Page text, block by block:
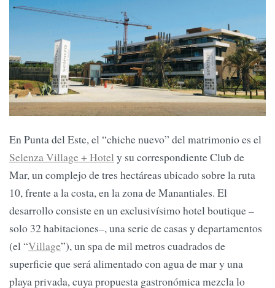
En Punta del Este, el “chiche nuevo” del matrimonio es el
Selenza Village + Hotel y su correspondiente Club de
Mar, un complejo de tres hectáreas ubicado sobre la ruta
10, frente a la costa, en la zona de Manantiales. El
desarrollo consiste en un exclusivísimo hotel boutique –
solo 32 habitaciones–, una serie de casas y departamentos
(el “Village”), un spa de mil metros cuadrados de
superficie que será alimentado con agua de mar y una
playa privada, cuya propuesta gastronómica mezcla lo